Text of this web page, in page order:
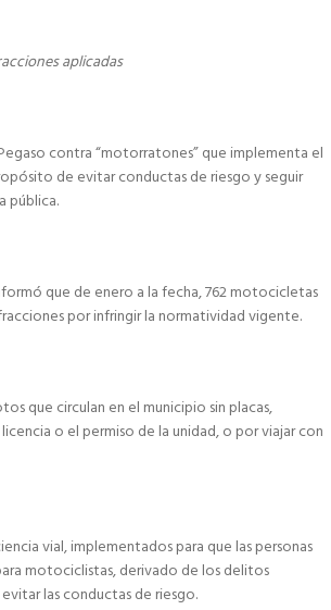
aplicadas
contra “motorratones” que implementa el
de evitar conductas de riesgo y seguir
pública.
que de enero a la fecha, 762 motocicletas
por infringir la normatividad vigente.
que circulan en el municipio sin placas,
o el permiso de la unidad, o por viajar con
vial, implementados para que las personas
motociclistas, derivado de los delitos
las conductas de riesgo.